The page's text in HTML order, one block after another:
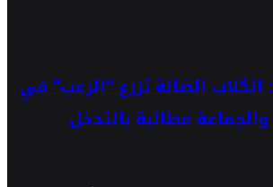
الضالة تزرع “الرعب” في
مطالبة بالتدخل